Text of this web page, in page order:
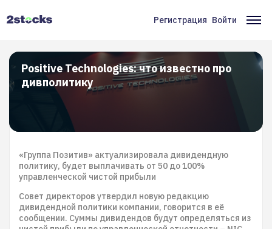
Меню
учётной
записи
пользователя
Регистрация Войти
Positive Technologies: что известно про
дивполитику
«Группа Позитив» актуализировала дивидендную
политику, будет выплачивать от 50 до 100%
управленческой чистой прибыли
Совет директоров утвердил новую редакцию
дивидендной политики компании, говорится в её
сообщении. Суммы дивидендов будут определяться из